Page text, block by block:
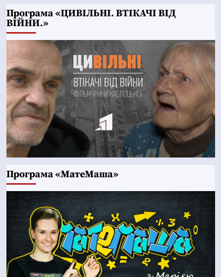
Програма «ЦИВІЛЬНІ. ВТІКАЧІ ВІД
ВІЙНИ.»
Програма «МатеМаша»